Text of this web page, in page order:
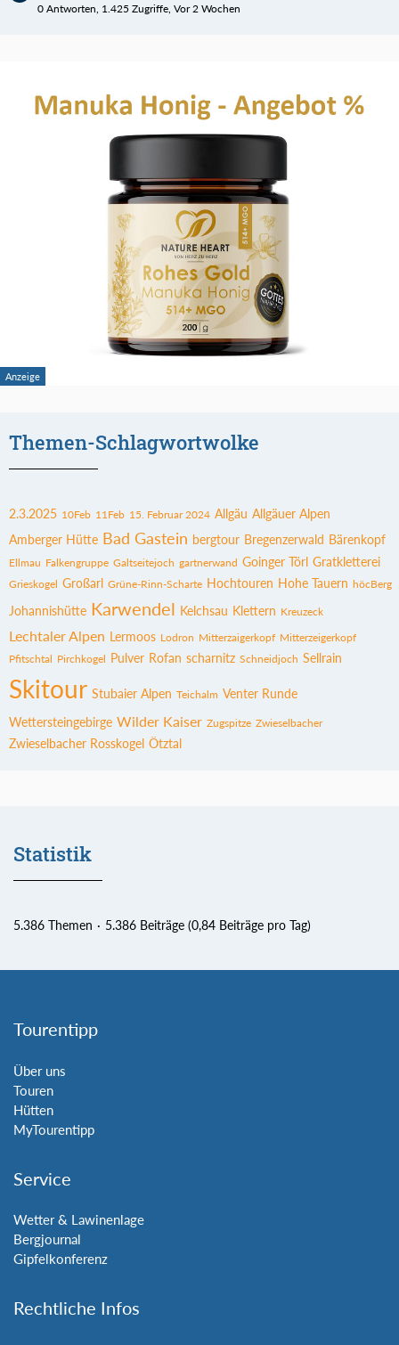
0 Antworten, 1.425 Zugriffe, Vor 2 Wochen
Themen-Schlagwortwolke
2.3.2025 10Feb 11Feb 15. Februar 2024 Allgäu Allgäuer Alpen
Amberger Hütte Bad Gastein bergtour Bregenzerwald Bärenkopf
Ellmau Falkengruppe Galtseitejoch gartnerwand Goinger Törl Gratkletterei
Grieskogel Großarl Grüne-Rinn-Scharte Hochtouren Hohe Tauern höcBerg
Johannishütte Karwendel Kelchsau Klettern Kreuzeck
Lechtaler Alpen Lermoos Lodron Mitterzaigerkopf Mitterzeigerkopf
Pfitschtal Pirchkogel Pulver Rofan scharnitz Schneidjoch Sellrain
Skitour Stubaier Alpen Teichalm Venter Runde
Wettersteingebirge Wilder Kaiser Zugspitze Zwieselbacher
Zwieselbacher Rosskogel Ötztal
Statistik
5.386 Themen 5.386 Beiträge (0,84 Beiträge pro Tag)
Tourentipp
Über uns
Touren
Hütten
MyTourentipp
Service
Wetter & Lawinenlage
Bergjournal
Gipfelkonferenz
Rechtliche Infos